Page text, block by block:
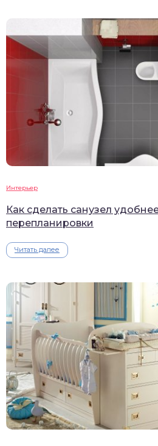
Интерьер
Как сделать санузел
перепланировки
Читать далее